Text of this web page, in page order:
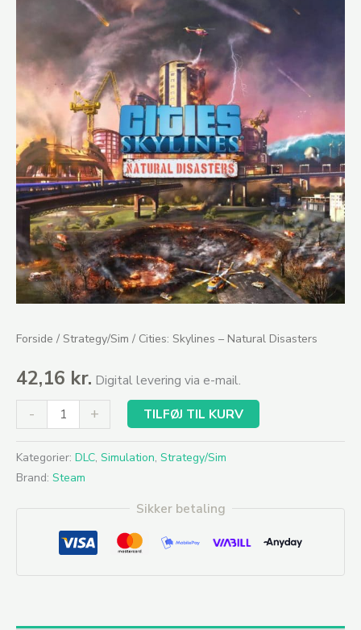
Forside / Strategy/Sim / Cities: Skylines – Natural Disasters
42,16 kr. Digital levering via e-mail.
-
Disasters
+ TILFØJ TIL KURV
Kategorier: DLC, Simulation, Strategy/Sim
Brand: Steam
Sikker betaling